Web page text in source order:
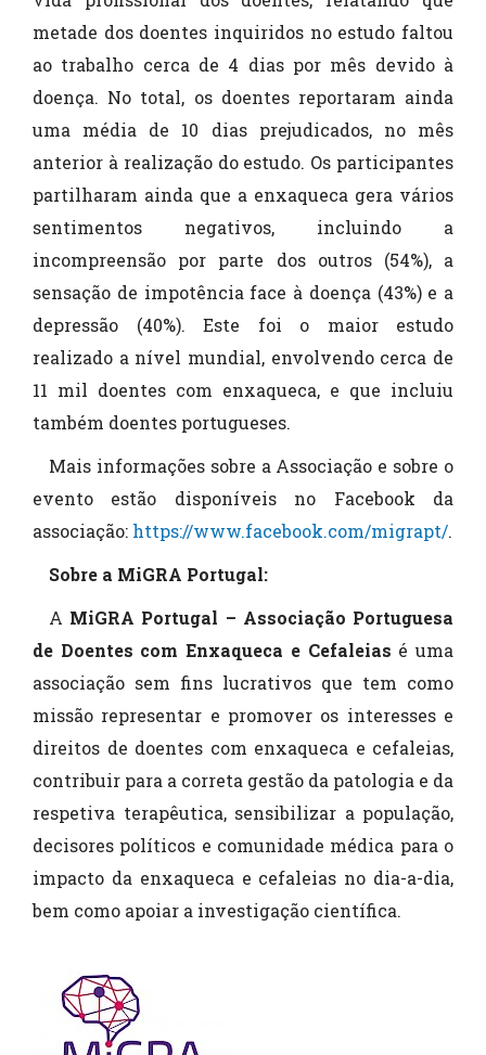
metade dos doentes inquiridos no estudo faltou
ao trabalho cerca de 4 dias por mês devido à
doença. No total, os doentes reportaram ainda
uma média de 10 dias prejudicados, no mês
anterior à realização do estudo. Os participantes
partilharam ainda que a enxaqueca gera vários
sentimentos negativos, incluindo a
incompreensão por parte dos outros (54%), a
sensação de impotência face à doença (43%) e a
depressão (40%). Este foi o maior estudo
realizado a nível mundial, envolvendo cerca de
11 mil doentes com enxaqueca, e que incluiu
também doentes portugueses.
Mais informações sobre a Associação e sobre o
evento estão disponíveis no Facebook da
associação: https://www.facebook.com/migrapt/.
Sobre a MiGRA Portugal:
A MiGRA Portugal – Associação Portuguesa
de Doentes com Enxaqueca e Cefaleias é uma
associação sem fins lucrativos que tem como
missão representar e promover os interesses e
direitos de doentes com enxaqueca e cefaleias,
contribuir para a correta gestão da patologia e da
respetiva terapêutica, sensibilizar a população,
decisores políticos e comunidade médica para o
impacto da enxaqueca e cefaleias no dia-a-dia,
bem como apoiar a investigação científica.